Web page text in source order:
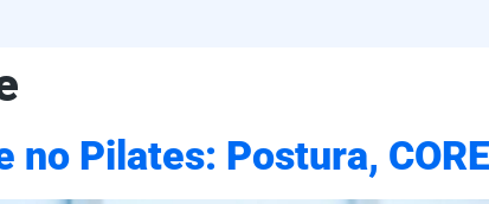
no Pilates: Postura,